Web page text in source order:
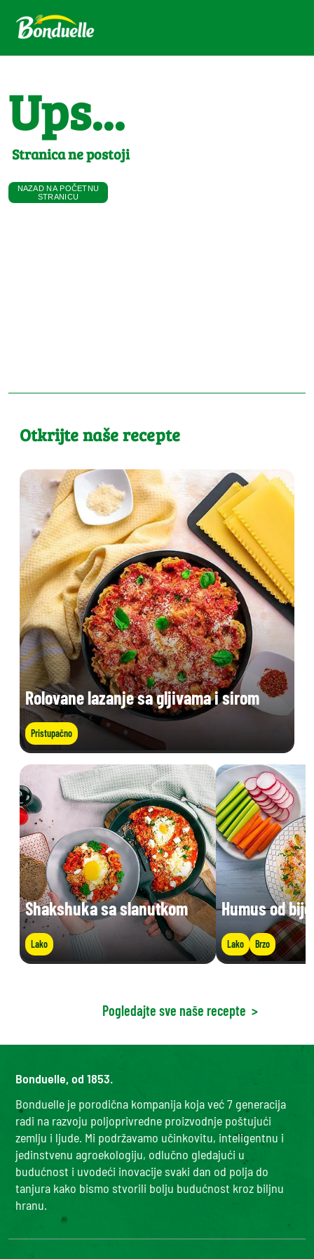
Ups...
Stranica ne postoji
NAZAD NA POČETNU
STRANICU
Otkrijte naše recepte
Rolovane lazanje sa gljivama i sirom
Pristupačno
Shakshuka sa slanutkom
Lako
Humus od
Lako Brzo
Pogledajte sve naše recepte >
Bonduelle, od 1853.
Bonduelle je porodična kompanija koja već 7 generacija
radi na razvoju poljoprivredne proizvodnje poštujući
zemlju i ljude. Mi podržavamo učinkovitu, inteligentnu i
jedinstvenu agroekologiju, odlučno gledajući u
budućnost i uvodeći inovacije svaki dan od polja do
tanjura kako bismo stvorili bolju budućnost kroz biljnu
hranu.